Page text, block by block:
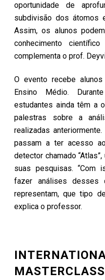
oportunidade de
subdivisão dos átomos
Assim, os alunos
conhecimento
complementa o prof.
O evento recebe
Ensino Médio.
estudantes ainda têm a
palestras sobre a
realizadas
passam a ter acesso
detector chamado
suas pesquisas. “Com
fazer análises desses
representam, que tipo
explica o professor.